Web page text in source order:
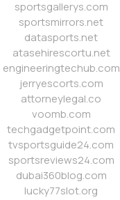
sportsgallerys.com
sportsmirrors.net
datasports.net
atasehirescortu.net
engineeringtechub.com
jerryescorts.com
attorneylegal.co
voomb.com
techgadgetpoint.com
tvsportsguide24.com
sportsreviews24.com
dubai360blog.com
lucky77slot.org